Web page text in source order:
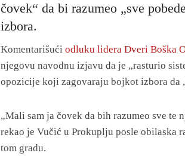
čovek“ da bi razumeo „sve
izbora.
Komentarišući odluku lidera Dveri Boška
njegovu navodnu izjavu da je „rasturio
opozicije koji zagovaraju bojkot izbora da
„Mali sam ja čovek da bih razumeo sve te
rekao je Vučić u Prokuplju posle obilaska
tom gradu.